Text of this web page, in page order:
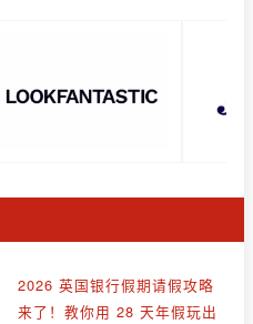
2026 英国银行假期请假攻略
来了！教你用 28 天年假玩出